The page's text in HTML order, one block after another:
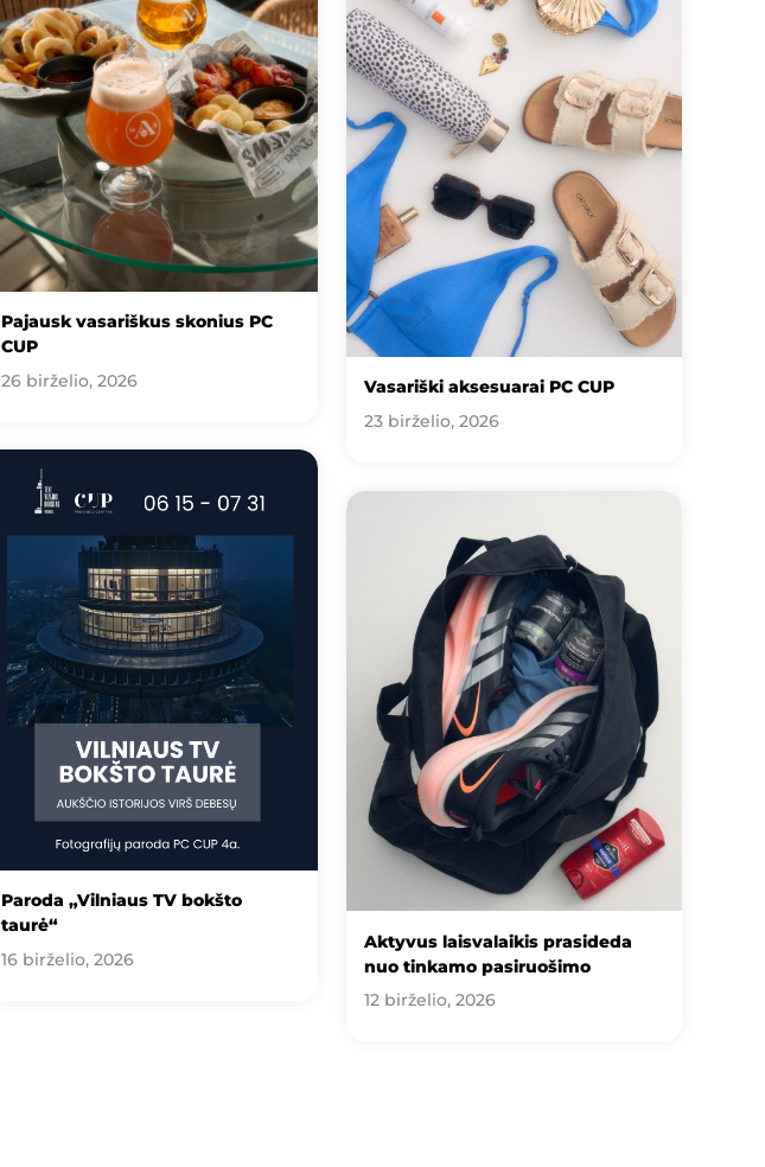
Pajausk vasariškus skonius PC
CUP
26 birželio, 2026
Vasariški aksesuarai PC CUP
23 birželio, 2026
Paroda „Vilniaus TV bokšto
taurė“
16 birželio, 2026
Aktyvus laisvalaikis prasideda
nuo tinkamo pasiruošimo
12 birželio, 2026